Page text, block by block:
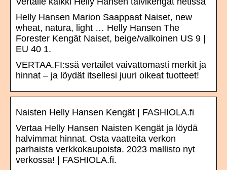
Helly Hansen Marion Saappaat Naiset, new
wheat, natura, light … Helly Hansen The
Forester Kengät Naiset, beige/valkoinen US 9 |
EU 40 1.
VERTAA.FI:ssä vertailet vaivattomasti merkit ja
hinnat – ja löydät itsellesi juuri oikeat tuotteet!
Naisten Helly Hansen Kengät | FASHIOLA.fi
Vertaa Helly Hansen Naisten Kengät ja löydä
halvimmat hinnat. Osta vaatteita verkon
parhaista verkkokaupoista. 2023 mallisto nyt
verkossa! | FASHIOLA.fi.